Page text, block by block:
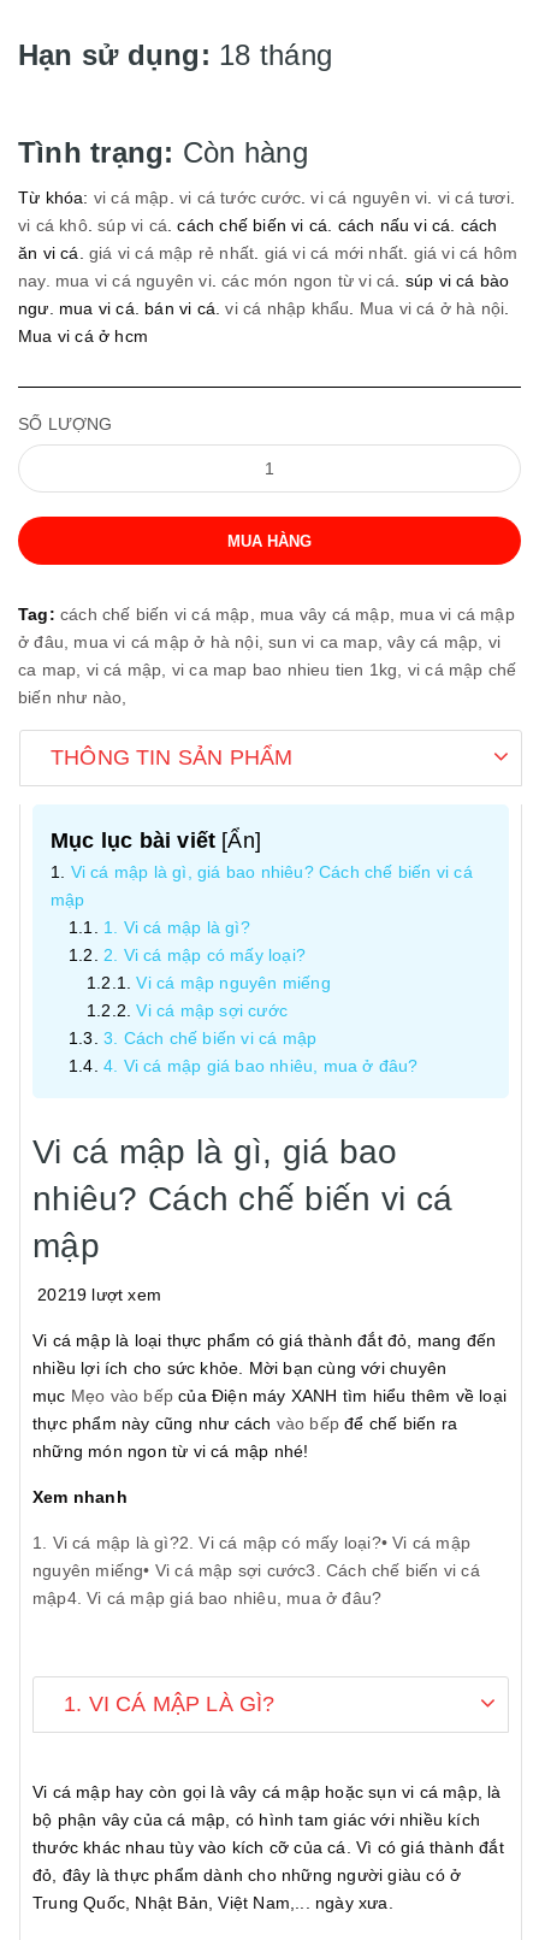
Hạn sử dụng: 18 tháng
Tình trạng: Còn hàng
Từ khóa: vi cá mập .vi cá tước cước .vi cá nguyên vi vi cá tươi.
vi cá khô.súp vi cá . cách chế biến vi cá. cách nấu vi cá. cách
ăn vi cá.giá vi cá mập rẻ nhất giá vi cá mới nhất giá vi cá hôm
nay. mua vi cá nguyên vi.các món ngon từ vi cá . súp vi cá bào
ngư. mua vi cá. bán vi cá.vi cá nhập khẩu Mua vi cá ở hà nội
Mua vi cá ở hcm
SỐ LƯỢNG
MUA HÀNG
Tag: cách chế biến vi cá mập, mua vây cá mập, mua vi cá mập
ở đâu, mua vi cá mập ở hà nội,sun vi ca map,vây cá mập, vi
ca map, vi cá mập, vi ca map bao nhieu tien 1kg, vi cá mập chế
biến như nào,
THÔNG TIN SẢN PHẨM
Mục lục bài viết [Ẩn]
Vi cá mập là gì, giá bao nhiêu? Cách chế biến vi cá
mập
1. Vi cá mập là gì?
2. Vi cá mập có mấy loại?
Vi cá mập nguyên miếng
Vi cá mập sợi cước
3. Cách chế biến vi cá mập
4. Vi cá mập giá bao nhiêu, mua ở đâu?
Vi cá mập là gì, giá bao
nhiêu? Cách chế biến vi cá
mập
20219 lượt xem
Vi cá mập là loại thực phẩm có giá thành đắt đỏ, mang đến
nhiều lợi ích cho sức khỏe. Mời bạn cùng với chuyên
mục Mẹo vào bếp của Điện máy XANH tìm hiểu thêm về loại
thực phẩm này cũng như cách vào bếp để chế biến ra
những món ngon từ vi cá mập nhé!
Xem nhanh
1. Vi cá mập là gì?2. Vi cá mập có mấy loại?• Vi cá mập
nguyên miếng• Vi cá mập sợi cước3. Cách chế biến vi cá
mập4. Vi cá mập giá bao nhiêu, mua ở đâu?
1. VI CÁ MẬP LÀ GÌ?
Vi cá mập hay còn gọi là vây cá mập hoặc sụn vi cá mập, là
bộ phận vây của cá mập, có hình tam giác với nhiều kích
thước khác nhau tùy vào kích cỡ của cá. Vì có giá thành đắt
đỏ, đây là thực phẩm dành cho những người giàu có ở
Trung Quốc, Nhật Bản, Việt Nam,... ngày xưa.